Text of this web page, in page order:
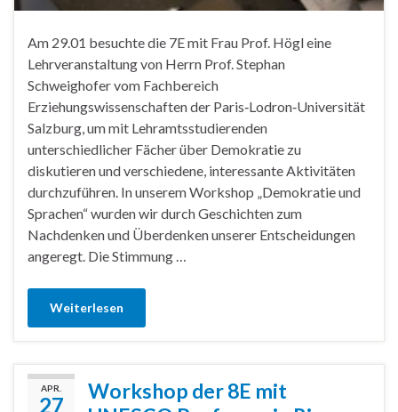
Am 29.01 besuchte die 7E mit Frau Prof. Högl eine
Lehrveranstaltung von Herrn Prof. Stephan
Schweighofer vom Fachbereich
Erziehungswissenschaften der Paris‑Lodron‑Universität
Salzburg, um mit Lehramtsstudierenden
unterschiedlicher Fächer über Demokratie zu
diskutieren und verschiedene, interessante Aktivitäten
durchzuführen. In unserem Workshop „Demokratie und
Sprachen“ wurden wir durch Geschichten zum
Nachdenken und Überdenken unserer Entscheidungen
angeregt. Die Stimmung …
Weiterlesen
APR.
27
Workshop der 8E mit